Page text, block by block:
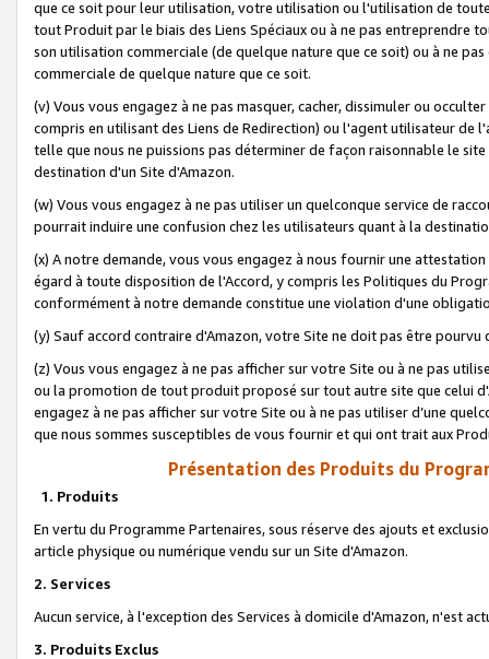
que ce soit pour leur utilisation, votre utilisation ou l'utilisation de
tout Produit par le biais des Liens Spéciaux ou à ne pas entreprendre
son utilisation commerciale (de quelque nature que ce soit) ou à ne
commerciale de quelque nature que ce soit.
(v) Vous vous engagez à ne pas masquer, cacher, dissimuler ou
compris en utilisant des Liens de Redirection) ou l'agent utilisateur
telle que nous ne puissions pas déterminer de façon raisonnable le
destination d'un Site d'Amazon.
(w) Vous vous engagez à ne pas utiliser un quelconque service de
pourrait induire une confusion chez les utilisateurs quant à la
(x) A notre demande, vous vous engagez à nous fournir une
égard à toute disposition de l'Accord, y compris les Politiques du
conformément à notre demande constitue une violation d'une
(y) Sauf accord contraire d'Amazon, votre Site ne doit pas être
(z) Vous vous engagez à ne pas afficher sur votre Site ou à ne pas
ou la promotion de tout produit proposé sur tout autre site que celui
engagez à ne pas afficher sur votre Site ou à ne pas utiliser d’une
que nous sommes susceptibles de vous fournir et qui ont trait aux
Présentation des Produits du
1. Produits
En vertu du Programme Partenaires, sous réserve des ajouts et
article physique ou numérique vendu sur un Site d'Amazon.
2. Services
Aucun service, à l'exception des Services à domicile d'Amazon, n'est
3. Produits Exclus